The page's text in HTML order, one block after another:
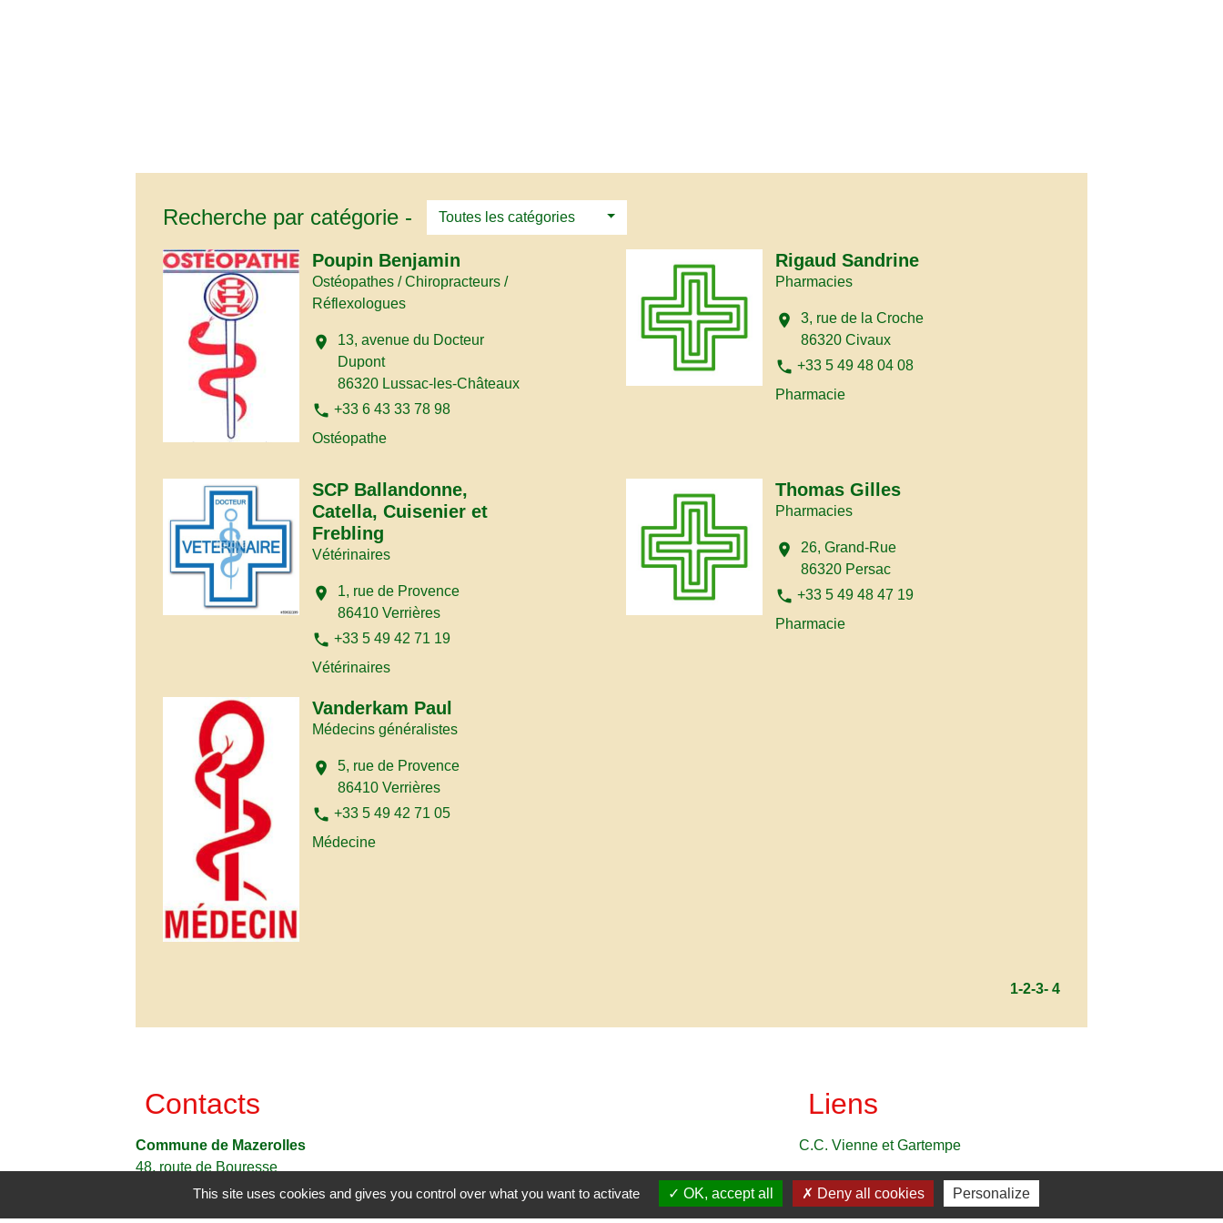
Recherche par catégorie - Toutes les catégories
Poupin Benjamin
Ostéopathes / Chiropracteurs /
Réflexologues
location_on
13, avenue du Docteur
Dupont
86320 Lussac-les-Châteaux
phone +33 6 43 33 78 98
Ostéopathe
Rigaud Sandrine
Pharmacies
location_on
3, rue de la Croche
86320 Civaux
phone +33 5 49 48 04 08
Pharmacie
SCP Ballandonne,
Catella, Cuisenier et
Frebling
Vétérinaires
location_on
1, rue de Provence
86410 Verrières
phone +33 5 49 42 71 19
Vétérinaires
Thomas Gilles
Pharmacies
location_on
26, Grand-Rue
86320 Persac
phone +33 5 49 48 47 19
Pharmacie
Vanderkam Paul
Médecins généralistes
location_on
5, rue de Provence
86410 Verrières
phone +33 5 49 42 71 05
Médecine
1-2-3- 4
Contacts
Commune de Mazerolles
48, route de Bouresse
86320 Mazerolles - FRANCE
Liens
C.C. Vienne et Gartempe
This site uses cookies and gives you control over what you want to activate OK, accept all Deny all cookies Personalize